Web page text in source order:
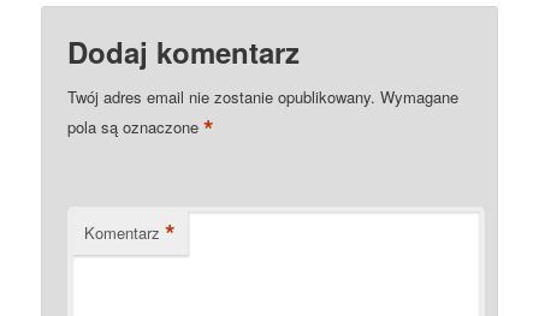
Dodaj komentarz
Twój adres email nie zostanie opublikowany. Wymagane
pola są oznaczone*
Komentarz *